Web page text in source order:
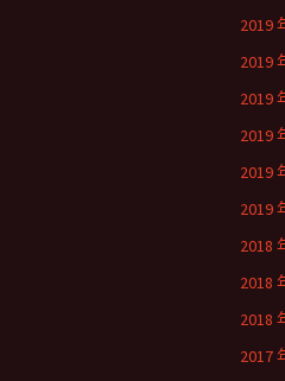
2019
2019
2019
2019
2019
2019
2018
2018
2018
2017